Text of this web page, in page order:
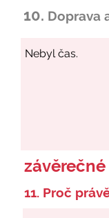
10. Doprava
11. Proč